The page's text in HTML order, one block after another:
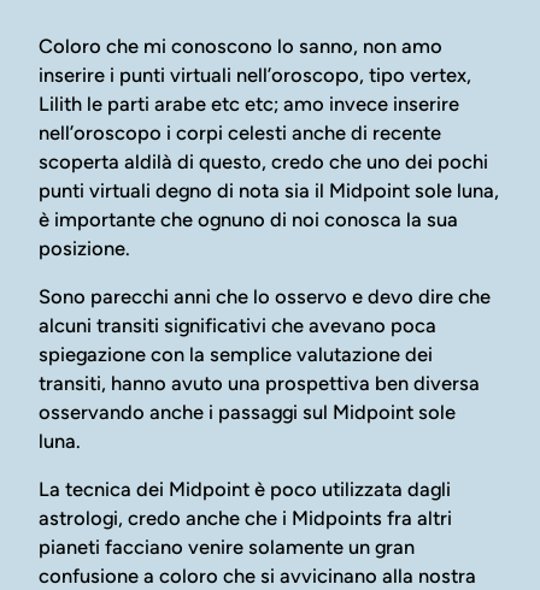
Coloro che mi conoscono lo sanno, non amo
inserire i punti virtuali nell’oroscopo, tipo vertex,
Lilith le parti arabe etc etc; amo invece inserire
nell’oroscopo i corpi celesti anche di recente
scoperta aldilà di questo, credo che uno dei pochi
punti virtuali degno di nota sia il Midpoint sole luna,
è importante che ognuno di noi conosca la sua
posizione.
Sono parecchi anni che lo osservo e devo dire che
alcuni transiti significativi che avevano poca
spiegazione con la semplice valutazione dei
transiti, hanno avuto una prospettiva ben diversa
osservando anche i passaggi sul Midpoint sole
luna.
La tecnica dei Midpoint è poco utilizzata dagli
astrologi, credo anche che i Midpoints fra altri
pianeti facciano venire solamente un gran
confusione a coloro che si avvicinano alla nostra